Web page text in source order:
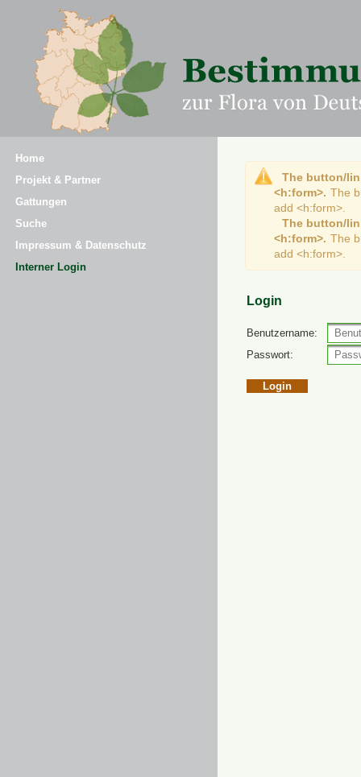
Home
Projekt & Partner
Gattungen
Suche
Impressum & Datenschutz
Interner Login
The button/
<h:form>. The
add <h:form>.
The button/
<h:form>. The
add <h:form>.
Login
Benutzername:
Passwort: